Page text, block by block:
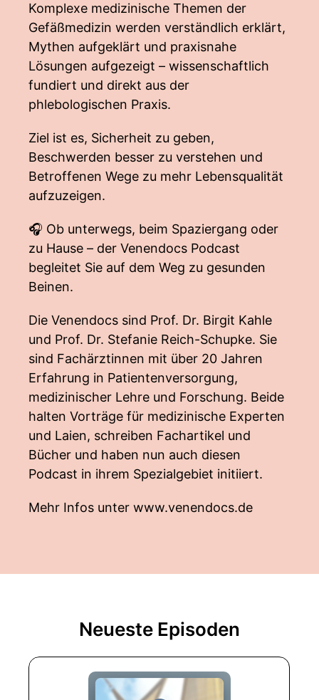
Komplexe medizinische Themen der
Gefäßmedizin werden verständlich erklärt,
Mythen aufgeklärt und praxisnahe
Lösungen aufgezeigt – wissenschaftlich
fundiert und direkt aus der
phlebologischen Praxis.
Ziel ist es, Sicherheit zu geben,
Beschwerden besser zu verstehen und
Betroffenen Wege zu mehr Lebensqualität
aufzuzeigen.
🎧 Ob unterwegs, beim Spaziergang oder
zu Hause – der Venendocs Podcast
begleitet Sie auf dem Weg zu gesunden
Beinen.
Die Venendocs sind Prof. Dr. Birgit Kahle
und Prof. Dr. Stefanie Reich-Schupke. Sie
sind Fachärztinnen mit über 20 Jahren
Erfahrung in Patientenversorgung,
medizinischer Lehre und Forschung. Beide
halten Vorträge für medizinische Experten
und Laien, schreiben Fachartikel und
Bücher und haben nun auch diesen
Podcast in ihrem Spezialgebiet initiiert.
Mehr Infos unter www.venendocs.de
Neueste Episoden